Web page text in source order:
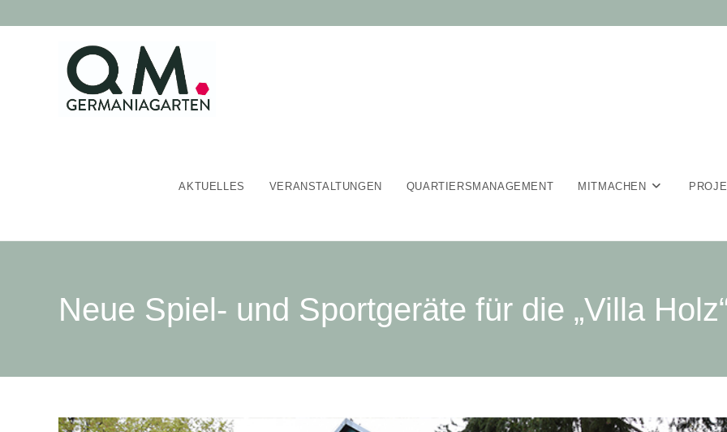
Inhalt
AKTUELLES VERANSTALTUNGEN QUARTIERSMANAGEMENT MITMACHEN
Neue Spiel- und Sportgeräte für die „Villa